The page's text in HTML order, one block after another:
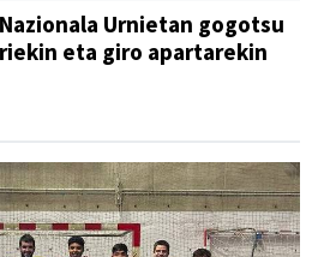
Urnietan gogotsu
eta giro apartarekin